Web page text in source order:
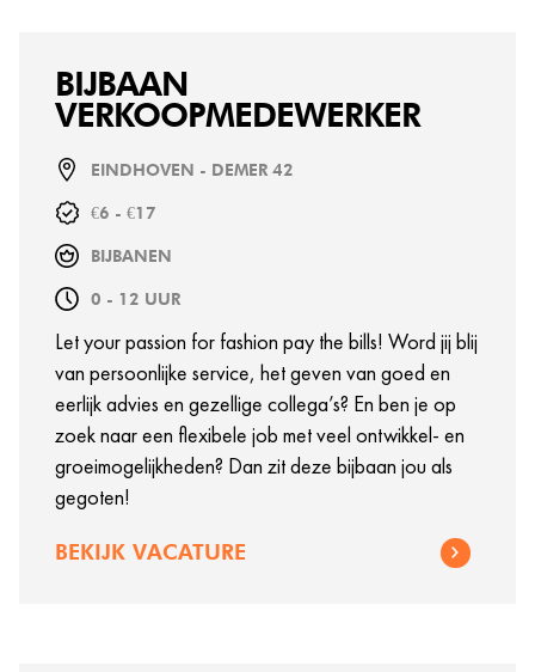
BIJBAAN
VERKOOPMEDEWERKER
EINDHOVEN - DEMER 42
€6 - €17
BIJBANEN
0 - 12 UUR
Let your passion for fashion pay the bills! Word jij blij
van persoonlijke service, het geven van goed en
eerlijk advies en gezellige collega’s? En ben je op
zoek naar een flexibele job met veel ontwikkel- en
groeimogelijkheden? Dan zit deze bijbaan jou als
gegoten!
BEKIJK VACATURE